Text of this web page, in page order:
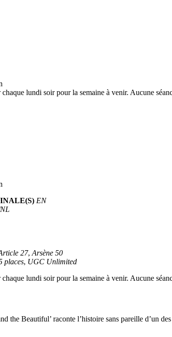
lundi soir pour la semaine à venir. Aucune
EN
27, Arsène 50
places, UGC Unlimited
lundi soir pour la semaine à venir. Aucune
the Beautiful’ raconte l’histoire sans pareille d’un